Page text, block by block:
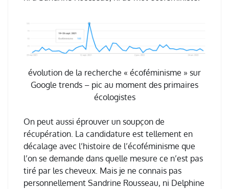
évolution de la recherche « écoféminisme » sur
Google trends – pic au moment des primaires
écologistes
On peut aussi éprouver un soupçon de
récupération. La candidature est tellement en
décalage avec l’histoire de l’écoféminisme que
l’on se demande dans quelle mesure ce n’est pas
tiré par les cheveux. Mais je ne connais pas
personnellement Sandrine Rousseau, ni Delphine